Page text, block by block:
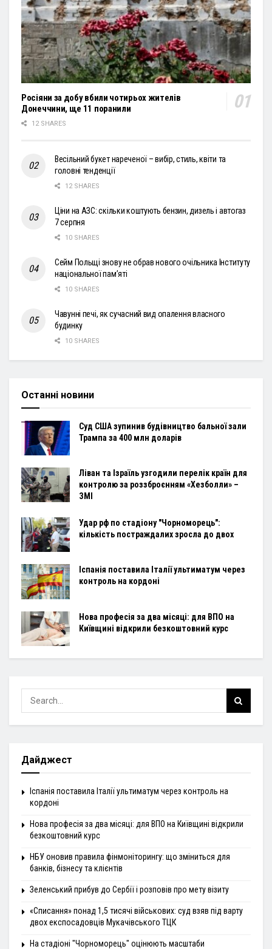
Росіяни за добу вбили чотирьох жителів
Донеччини, ще 11 поранили
12 SHARES
Весільний букет нареченої – вибір, стиль, квіти та
головні тенденції
12 SHARES
Ціни на АЗС: скільки коштують бензин, дизель і автогаз
7 серпня
10 SHARES
Сейм Польщі знову не обрав нового очільника Інституту
національної пам’яті
10 SHARES
Чавунні печі, як сучасний вид опалення власного
будинку
10 SHARES
Останні новини
Суд США зупинив будівництво бальної зали
Трампа за 400 млн доларів
Ліван та Ізраїль узгодили перелік країн для
контролю за роззброєнням «Хезболли» –
ЗМІ
Удар рф по стадіону "Чорноморець":
кількість постраждалих зросла до двох
Іспанія поставила Італії ультиматум через
контроль на кордоні
Нова професія за два місяці: для ВПО на
Київщині відкрили безкоштовний курс
Дайджест
Іспанія поставила Італії ультиматум через контроль на
кордоні
Нова професія за два місяці: для ВПО на Київщині відкрили
безкоштовний курс
НБУ оновив правила фінмоніторингу: що зміниться для
банків, бізнесу та клієнтів
Зеленський прибув до Сербії і розповів про мету візиту
«Списання» понад 1,5 тисячі військових: суд взяв під варту
двох експосадовців Мукачівського ТЦК
На стадіоні "Чорноморець" оцінюють масштаби